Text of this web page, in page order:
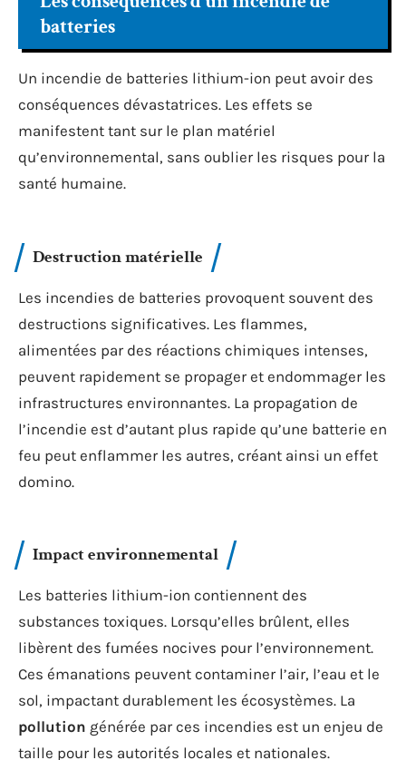
batteries
Un incendie de batteries lithium-ion peut avoir des
conséquences dévastatrices. Les effets se
manifestent tant sur le plan matériel
qu’environnemental, sans oublier les risques pour la
santé humaine.
Destruction matérielle
Les incendies de batteries provoquent souvent des
destructions significatives. Les flammes,
alimentées par des réactions chimiques intenses,
peuvent rapidement se propager et endommager les
infrastructures environnantes. La propagation de
l’incendie est d’autant plus rapide qu’une batterie en
feu peut enflammer les autres, créant ainsi un effet
domino.
Impact environnemental
Les batteries lithium-ion contiennent des
substances toxiques. Lorsqu’elles brûlent, elles
libèrent des fumées nocives pour l’environnement.
Ces émanations peuvent contaminer l’air, l’eau et le
sol, impactant durablement les écosystèmes. La
pollution générée par ces incendies est un enjeu de
taille pour les autorités locales et nationales.